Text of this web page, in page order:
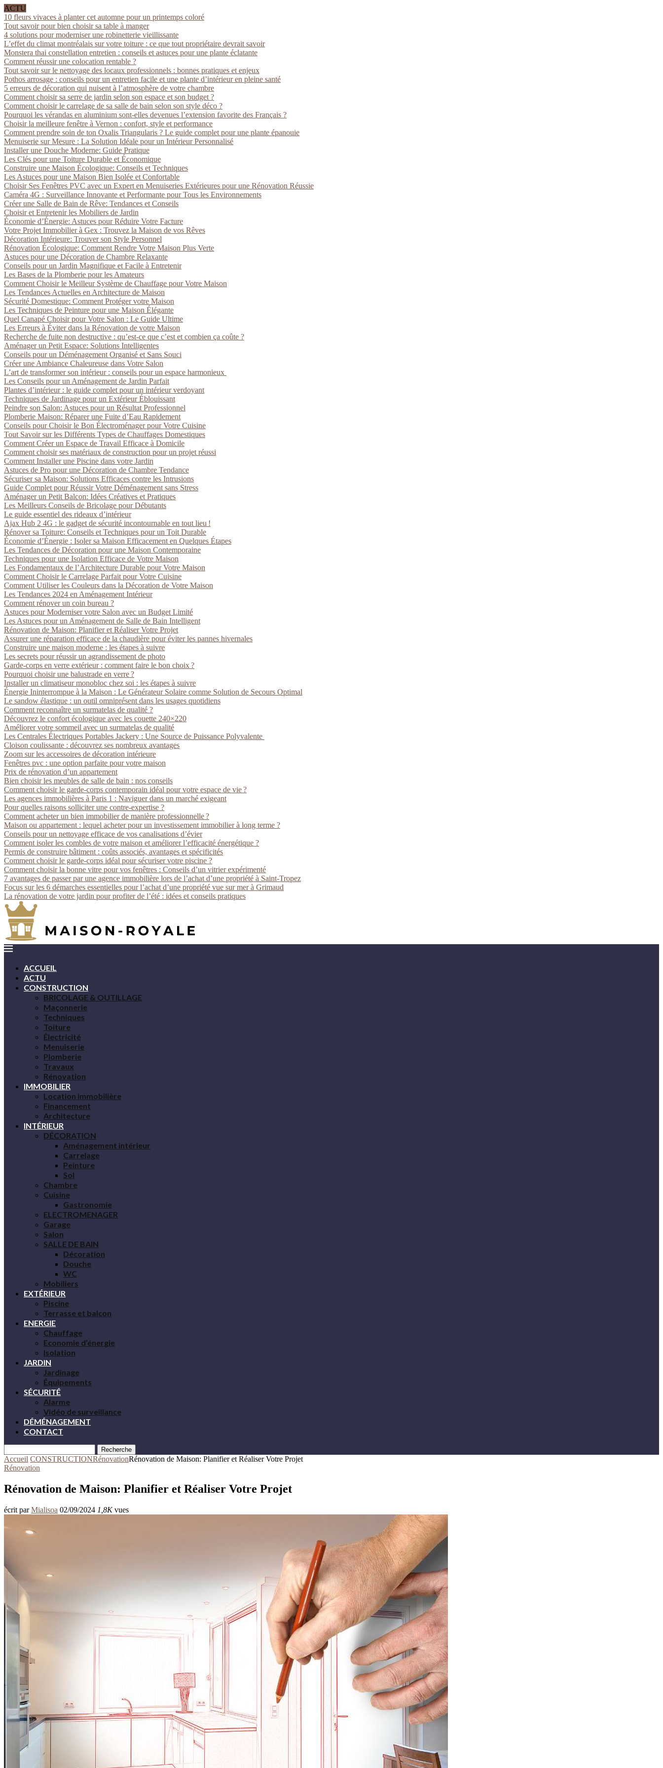
ACTU
10 fleurs vivaces à planter cet automne pour un printemps coloré
Tout savoir pour bien choisir sa table à manger
4 solutions pour moderniser une robinetterie vieillissante
L’effet du climat montréalais sur votre toiture : ce que tout propriétaire devrait savoir
Monstera thai constellation entretien : conseils et astuces pour une plante éclatante
Comment réussir une colocation rentable ?
Tout savoir sur le nettoyage des locaux professionnels : bonnes pratiques et enjeux
Pothos arrosage : conseils pour un entretien facile et une plante d’intérieur en pleine santé
5 erreurs de décoration qui nuisent à l’atmosphère de votre chambre
Comment choisir sa serre de jardin selon son espace et son budget ?
Comment choisir le carrelage de sa salle de bain selon son style déco ?
Pourquoi les vérandas en aluminium sont-elles devenues l’extension favorite des Français ?
Choisir la meilleure fenêtre à Vernon : confort, style et performance
Comment prendre soin de ton Oxalis Triangularis ? Le guide complet pour une plante épanouie
Menuiserie sur Mesure : La Solution Idéale pour un Intérieur Personnalisé
Installer une Douche Moderne: Guide Pratique
Les Clés pour une Toiture Durable et Économique
Construire une Maison Écologique: Conseils et Techniques
Les Astuces pour une Maison Bien Isolée et Confortable
Choisir Ses Fenêtres PVC avec un Expert en Menuiseries Extérieures pour une Rénovation Réussie
Caméra 4G : Surveillance Innovante et Performante pour Tous les Environnements
Créer une Salle de Bain de Rêve: Tendances et Conseils
Choisir et Entretenir les Mobiliers de Jardin
Économie d’Énergie: Astuces pour Réduire Votre Facture
Votre Projet Immobilier à Gex : Trouvez la Maison de vos Rêves
Décoration Intérieure: Trouver son Style Personnel
Rénovation Écologique: Comment Rendre Votre Maison Plus Verte
Astuces pour une Décoration de Chambre Relaxante
Conseils pour un Jardin Magnifique et Facile à Entretenir
Les Bases de la Plomberie pour les Amateurs
Comment Choisir le Meilleur Système de Chauffage pour Votre Maison
Les Tendances Actuelles en Architecture de Maison
Sécurité Domestique: Comment Protéger votre Maison
Les Techniques de Peinture pour une Maison Élégante
Quel Canapé Choisir pour Votre Salon : Le Guide Ultime
Les Erreurs à Éviter dans la Rénovation de votre Maison
Recherche de fuite non destructive : qu’est-ce que c’est et combien ça coûte ?
Aménager un Petit Espace: Solutions Intelligentes
Conseils pour un Déménagement Organisé et Sans Souci
Créer une Ambiance Chaleureuse dans Votre Salon
L’art de transformer son intérieur : conseils pour un espace harmonieux
Les Conseils pour un Aménagement de Jardin Parfait
Plantes d’intérieur : le guide complet pour un intérieur verdoyant
Techniques de Jardinage pour un Extérieur Éblouissant
Peindre son Salon: Astuces pour un Résultat Professionnel
Plomberie Maison: Réparer une Fuite d’Eau Rapidement
Conseils pour Choisir le Bon Électroménager pour Votre Cuisine
Tout Savoir sur les Différents Types de Chauffages Domestiques
Comment Créer un Espace de Travail Efficace à Domicile
Comment choisir ses matériaux de construction pour un projet réussi
Comment Installer une Piscine dans votre Jardin
Astuces de Pro pour une Décoration de Chambre Tendance
Sécuriser sa Maison: Solutions Efficaces contre les Intrusions
Guide Complet pour Réussir Votre Déménagement sans Stress
Aménager un Petit Balcon: Idées Créatives et Pratiques
Les Meilleurs Conseils de Bricolage pour Débutants
Le guide essentiel des rideaux d’intérieur
Ajax Hub 2 4G : le gadget de sécurité incontournable en tout lieu !
Rénover sa Toiture: Conseils et Techniques pour un Toit Durable
Économie d’Énergie : Isoler sa Maison Efficacement en Quelques Étapes
Les Tendances de Décoration pour une Maison Contemporaine
Techniques pour une Isolation Efficace de Votre Maison
Les Fondamentaux de l’Architecture Durable pour Votre Maison
Comment Choisir le Carrelage Parfait pour Votre Cuisine
Comment Utiliser les Couleurs dans la Décoration de Votre Maison
Les Tendances 2024 en Aménagement Intérieur
Comment rénover un coin bureau ?
Astuces pour Moderniser votre Salon avec un Budget Limité
Les Astuces pour un Aménagement de Salle de Bain Intelligent
Rénovation de Maison: Planifier et Réaliser Votre Projet
Assurer une réparation efficace de la chaudière pour éviter les pannes hivernales
Construire une maison moderne : les étapes à suivre
Les secrets pour réussir un agrandissement de photo
Garde-corps en verre extérieur : comment faire le bon choix ?
Pourquoi choisir une balustrade en verre ?
Installer un climatiseur monobloc chez soi : les étapes à suivre
Énergie Ininterrompue à la Maison : Le Générateur Solaire comme Solution de Secours Optimal
Le sandow élastique : un outil omniprésent dans les usages quotidiens
Comment reconnaître un surmatelas de qualité ?
Découvrez le confort écologique avec les couette 240×220
Améliorer votre sommeil avec un surmatelas de qualité
Les Centrales Électriques Portables Jackery : Une Source de Puissance Polyvalente
Cloison coulissante : découvrez ses nombreux avantages
Zoom sur les accessoires de décoration intérieure
Fenêtres pvc : une option parfaite pour votre maison
Prix de rénovation d’un appartement
Bien choisir les meubles de salle de bain : nos conseils
Comment choisir le garde-corps contemporain idéal pour votre espace de vie ?
Les agences immobilières à Paris 1 : Naviguer dans un marché exigeant
Pour quelles raisons solliciter une contre-expertise ?
Comment acheter un bien immobilier de manière professionnelle ?
Maison ou appartement : lequel acheter pour un investissement immobilier à long terme ?
Conseils pour un nettoyage efficace de vos canalisations d’évier
Comment isoler les combles de votre maison et améliorer l’efficacité énergétique ?
Permis de construire bâtiment : coûts associés, avantages et spécificités
Comment choisir le garde-corps idéal pour sécuriser votre piscine ?
Comment choisir la bonne vitre pour vos fenêtres : Conseils d’un vitrier expérimenté
7 avantages de passer par une agence immobilière lors de l’achat d’une propriété à Saint-Tropez
Focus sur les 6 démarches essentielles pour l’achat d’une propriété vue sur mer à Grimaud
La rénovation de votre jardin pour profiter de l’été : idées et conseils pratiques
ACCUEIL
ACTU
CONSTRUCTION
BRICOLAGE & OUTILLAGE
Maçonnerie
Techniques
Toiture
Électricité
Menuiserie
Plomberie
Travaux
Rénovation
IMMOBILIER
Location immobilière
Financement
Architecture
INTÉRIEUR
DÉCORATION
Aménagement intérieur
Carrelage
Peinture
Sol
Chambre
Cuisine
Gastronomie
ELECTROMENAGER
Garage
Salon
SALLE DE BAIN
Décoration
Douche
WC
Mobiliers
EXTÉRIEUR
Piscine
Terrasse et balcon
ENERGIE
Chauffage
Economie d’énergie
Isolation
JARDIN
Jardinage
Équipements
SÉCURITÉ
Alarme
Vidéo de surveillance
DÉMÉNAGEMENT
CONTACT
Recherche
Accueil CONSTRUCTIONRénovationRénovation de Maison: Planifier et Réaliser Votre Projet
Rénovation
Rénovation de Maison: Planifier et Réaliser Votre Projet
écrit parMialisoa 02/09/2024 1,8Kvues